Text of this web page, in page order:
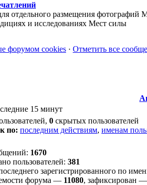
отдельного размещения фотографий
и исследованиях Мест силы
форумом cookies · Отметить все
15 минут
0 скрытых пользователей
по: последним действиям, именам
1670
пользователей: 381
зарегистрированного по
форума — 11080, зафиксирован